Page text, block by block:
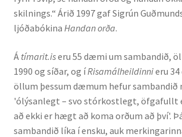
Rannsóknir
Máltækni
Orðalyklar og orðafar
Orðhlutafræði
skilnings.“ Árið 1997 gaf Sigrún
ljóðabókina Handan orða.
Á tímarit.iseru 55 dæmi um sambandið,
1990 og síðar, og íRisamálheildinnieru
öllum þessum dæmum hefur sambandið
'ólýsanlegt – svo stórkostlegt, öfgafullt
að ekki er hægt að koma orðum að því'.
sambandið líka í ensku, auk